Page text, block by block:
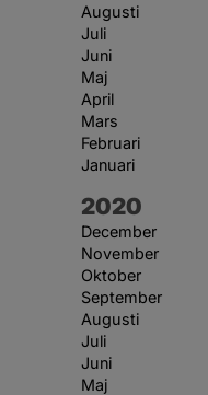
Augusti
Juli
Juni
Maj
April
Mars
Februari
Januari
År:
2020
December
November
Oktober
September
Augusti
Juli
Juni
Maj